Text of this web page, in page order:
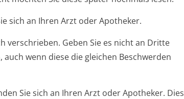
sich an Ihren Arzt oder Apotheker.
verschrieben. Geben Sie es nicht an Dritte
wenn diese die gleichen Beschwerden
Sie sich an Ihren Arzt oder Apotheker. Dies